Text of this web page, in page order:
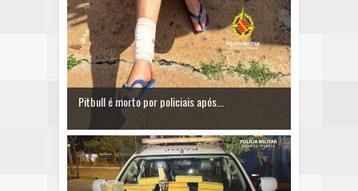
Pitbull é morto por policiais após...